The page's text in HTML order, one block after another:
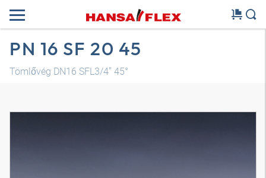
PN 16 SF 20 45
Tömlővég DN16 SFL3/4" 45°